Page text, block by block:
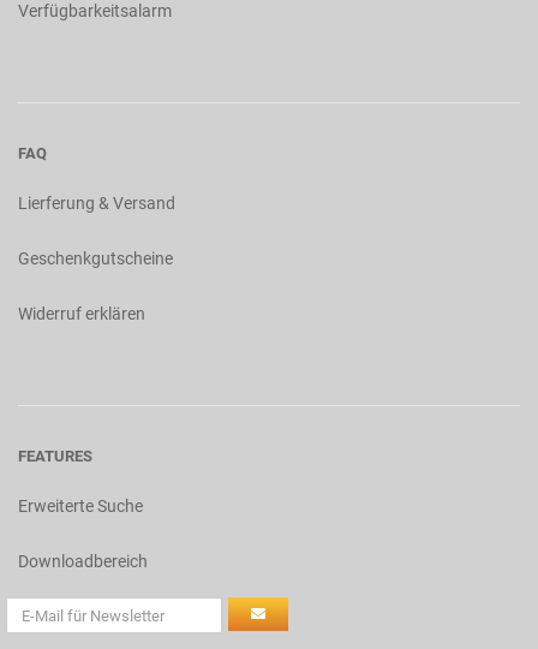
Verfügbarkeitsalarm
FAQ
Lierferung & Versand
Geschenkgutscheine
Widerruf erklären
FEATURES
Erweiterte Suche
Downloadbereich